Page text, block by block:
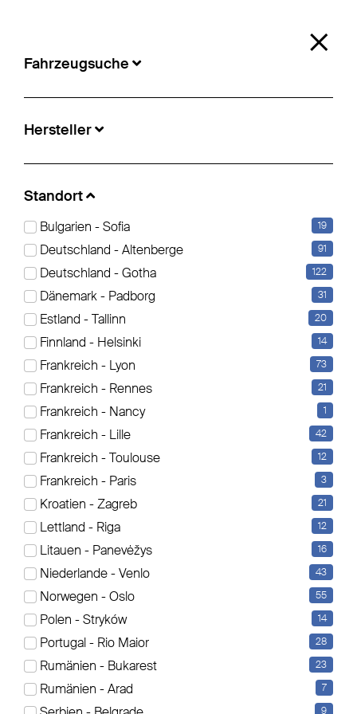
×
Fahrzeugsuche
Hersteller
Standort
Bulgarien - Sofia 19
Deutschland - Altenberge 91
Deutschland - Gotha 122
Dänemark - Padborg 31
Estland - Tallinn 20
Finnland - Helsinki 14
Frankreich - Lyon 73
Frankreich - Rennes 21
Frankreich - Nancy 1
Frankreich - Lille 42
Frankreich - Toulouse 12
Frankreich - Paris 3
Kroatien - Zagreb 21
Lettland - Riga 12
Litauen - Panevėžys 16
Niederlande - Venlo 43
Norwegen - Oslo 55
Polen - Stryków 14
Portugal - Rio Maior 28
Rumänien - Bukarest 23
Rumänien - Arad 7
9
Fahrzeugsuche
Standort:Salzburg
Trailer
Isolier-/Kühlkoffer
Schiebeplane
Kipper
Koffer
Containerfahrgestell
Sonstige
About Us
Zahlen und Fakten
Zusatzleistungen
Ankauf
Cargobull Trailer Store GmbH